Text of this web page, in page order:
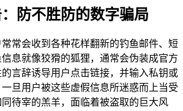
防不胜防的数字骗局
常常会收到各种花样翻新的钓鱼邮件、短
息就像狡猾的狐狸，通常会伪装成官方
言辞诱导用户点击链接，并输入私钥或
旦用户被这些虚假信息所迷惑而上当受
待宰的羔羊，面临着被盗取的巨大风